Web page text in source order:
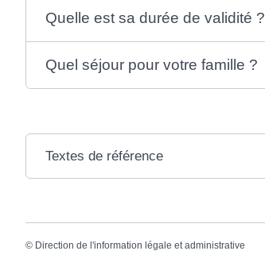
Quelle est sa durée de validité ?
Quel séjour pour votre famille ?
Textes de référence
© Direction de l'information légale et administrative